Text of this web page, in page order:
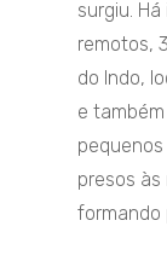
surgiu.
remotos,
do Indo,
e
presos
formando